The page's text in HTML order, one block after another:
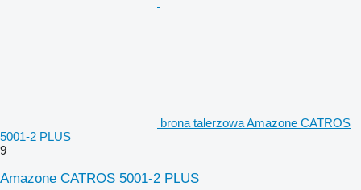
brona talerzowa Amazone CATROS
5001-2 PLUS
9
Amazone CATROS 5001-2 PLUS